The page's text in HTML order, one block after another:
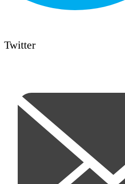
Twitter